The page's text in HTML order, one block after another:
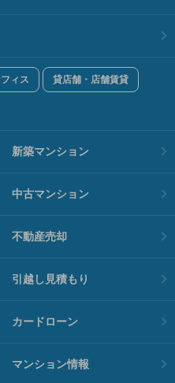
ィス 貸店舗・店舗賃貸
新築マンション
中古マンション
不動産売却
引越し見積もり
カードローン
マンション情報